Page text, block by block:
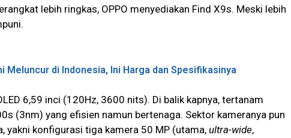
lebih ringkas, OPPO menyediakan Find X9s. Meski lebih
Meluncur di Indonesia, Ini Harga dan Spesifikasinya
6,59 inci (120Hz, 3600 nits). Di balik kapnya, tertanam
(3nm) yang efisien namun bertenaga. Sektor kameranya pun
yakni konfigurasi tiga kamera 50 MP (utama, ultra-wide,